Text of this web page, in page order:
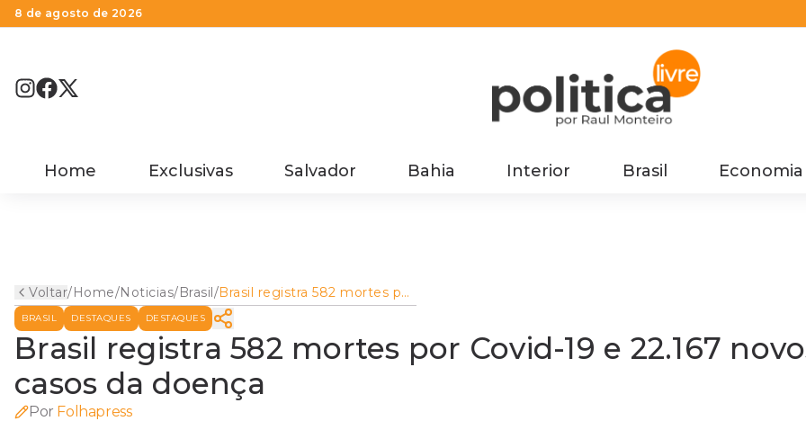
8 de agosto de 2026
Home Exclusivas Salvador Bahia Interior Brasil Economia
Voltar/Home/Noticias/Brasil/Brasil registra 582 mortes por
Covid-19 e 22.167 novos
casos da doença
BRASIL DESTAQUES DESTAQUES
Brasil registra 582 mortes por Covid-19 e 22.167
casos da doença
Por Folhapress